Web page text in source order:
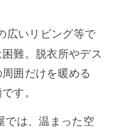
広いリビング等で
難。脱衣所やデス
囲だけを暖める
す。
では、温まった空